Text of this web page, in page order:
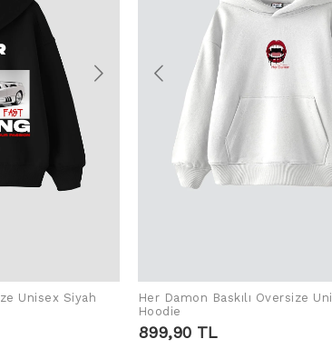
Unisex Siyah
Her Damon Baskılı Oversize
Hoodie
899,90 TL